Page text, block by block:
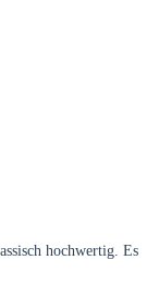
hochwertig. Es